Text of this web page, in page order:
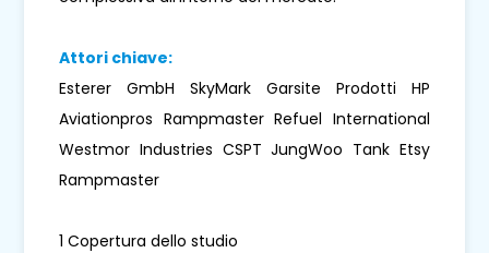
Attori chiave:
Esterer GmbH SkyMark Garsite Prodotti HP
Aviationpros Rampmaster Refuel International
Westmor Industries CSPT JungWoo Tank Etsy
Rampmaster
1 Copertura dello studio